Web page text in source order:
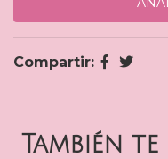
Compartir:
También